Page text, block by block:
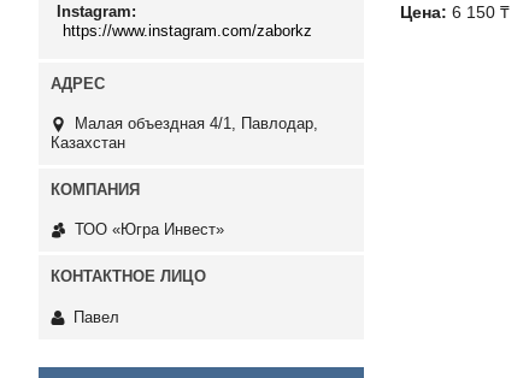
Цена: 6 150 ₸
Instagram
https://www.instagram.com/zaborkz
Малая объездная 4/1, Павлодар,
Казахстан
ТОО «Югра Инвест»
Павел